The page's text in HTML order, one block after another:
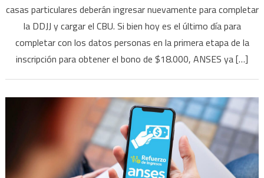
la
para
la
casas particulares deberán ingresar nuevamente para completar
la DDJJ y cargar el CBU. Si bien hoy es el último día para
completar con los datos personas en la primera etapa de la
inscripción para obtener el bono de $18.000, ANSES ya […]